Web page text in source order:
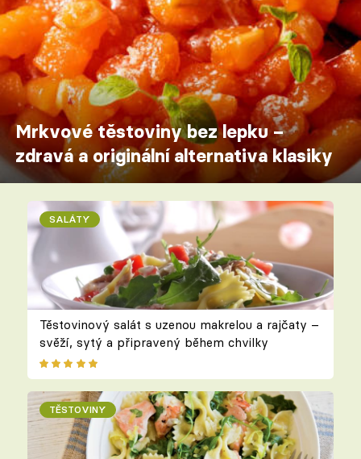
Mrkvové těstoviny bez lepku –
zdravá a originální alternativa klasiky
SALÁTY
Těstovinový salát s uzenou makrelou a rajčaty –
svěží, sytý a připravený během chvilky
TĚSTOVINY